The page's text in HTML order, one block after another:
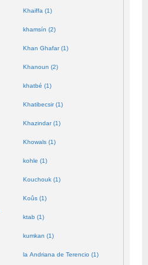
Khaiffa (1)
khamsín (2)
Khan Ghafar (1)
Khanoun (2)
khatbé (1)
Khatibecsir (1)
Khazindar (1)
Khowals (1)
kohle (1)
Kouchouk (1)
Koûs (1)
ktab (1)
kumkan (1)
la Andriana de Terencio (1)